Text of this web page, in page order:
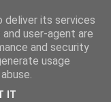
deliver its services
user-agent are
and security
usage
IT